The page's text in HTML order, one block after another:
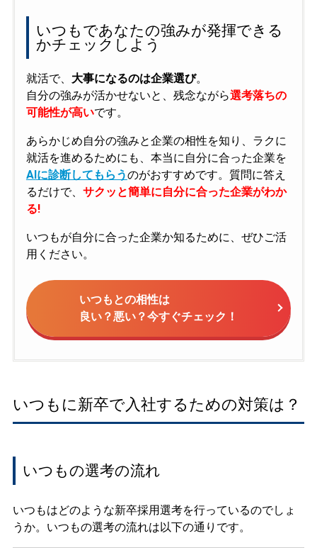
いつもであなたの強みが発揮できる
かチェックしよう
就活で、 大事になるのは企業選び。
自分の強みが活かせないと、残念ながら選考落ちの
可能性が高いです。
あらかじめ自分の強みと企業の相性を知り、ラクに
就活を進めるためにも、本当に自分に合った企業を
AIに診断してもらうのがおすすめです。質問に答え
るだけで、 サクッと簡単に自分に合った企業がわか
る!
いつもが自分に合った企業か知るために、ぜひご活
用ください。
いつもとの相性は
良い？悪い？今すぐチェック！
いつもに新卒で入社するための対策は？
いつもの選考の流れ
いつもはどのような新卒採用選考を行っているのでしょ
うか。いつもの選考の流れは以下の通りです。